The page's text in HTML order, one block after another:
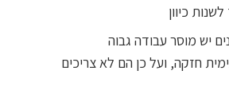
כיוון
יש מוסר עבודה גבוה
חזקה, ועל כן הם לא צריכים